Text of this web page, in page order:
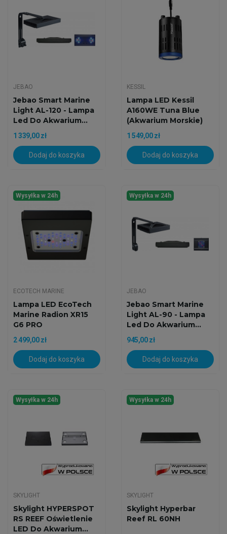
JEBAO
Jebao Smart Marine
Light AL-120 - Lampa
Led Do Akwarium...
1 339,00 zł
Dodaj do koszyka
KESSIL
Lampa LED Kessil
A160WE Tuna Blue
(Akwarium Morskie)
1 549,00 zł
Dodaj do koszyka
Wysyłka w 24h
ECOTECH MARINE
Lampa LED EcoTech
Marine Radion XR15
G6 PRO
2 499,00 zł
Dodaj do koszyka
Wysyłka w 24h
JEBAO
Jebao Smart Marine
Light AL-90 - Lampa
Led Do Akwarium...
945,00 zł
Dodaj do koszyka
Wysyłka w 24h
SKYLIGHT
Skylight HYPERSPOT
RS REEF Oświetlenie
LED Do Akwarium...
Wysyłka w 24h
SKYLIGHT
Skylight Hyperbar
Reef RL 60NH